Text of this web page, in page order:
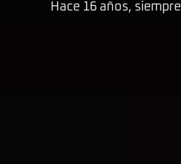
Hace 16 años, siempre